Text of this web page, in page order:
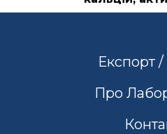
Експорт
Про